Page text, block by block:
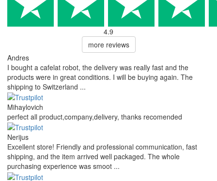
4.9
more reviews
Andres
I bought a cafelat robot, the delivery was really fast and the
products were in great conditions. I will be buying again. The
shipping to Switzerland ...
Mihaylovich
perfect all product,company,delivery, thanks recomended
Nerijus
Excellent store! Friendly and professional communication, fast
shipping, and the item arrived well packaged. The whole
purchasing experience was smoot ...